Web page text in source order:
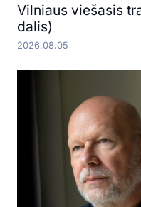
Vilniaus viešasis
dalis)
2026.08.05